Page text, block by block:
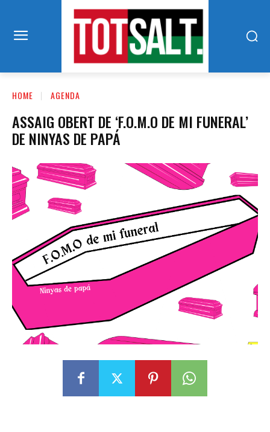
HOME AGENDA
ASSAIG OBERT DE ‘F.O.M.O DE MI FUNERAL’
DE NINYAS DE PAPÁ